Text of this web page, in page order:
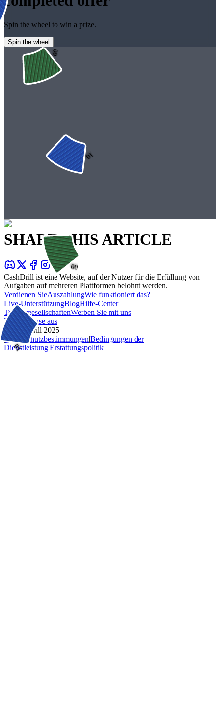
Spin the wheel to win a prize.
Spin the wheel $5.00
$0.10
$5.00
$0.10
SHARE THIS ARTICLE
CashDrill ist eine Website, auf der Nutzer für die Erfüllung von
Aufgaben auf mehreren Plattformen belohnt werden.
Verdienen SieAuszahlungWie funktioniert das?
Live-UnterstützungBlogHilfe-Center
TochtergesellschaftenWerben Sie mit uns
Von Zuhause aus
© CashDrill 2025
|Datenschutzbestimmungen|Bedingungen der
Dienstleistung|Erstattungspolitik